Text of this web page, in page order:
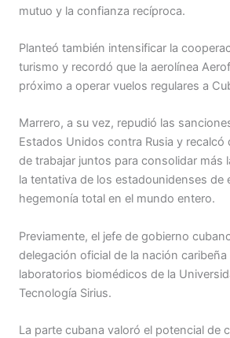
mutuo y la confianza recíproca.
Planteó también intensificar la
turismo y recordó que la aerolínea
próximo a operar vuelos regulares a
Marrero, a su vez, repudió las
Estados Unidos contra Rusia y recalcó
de trabajar juntos para consolidar más
la tentativa de los estadounidenses de
hegemonía total en el mundo entero.
Previamente, el jefe de gobierno
delegación oficial de la nación
laboratorios biomédicos de la
Tecnología Sirius.
La parte cubana valoró el potencial de